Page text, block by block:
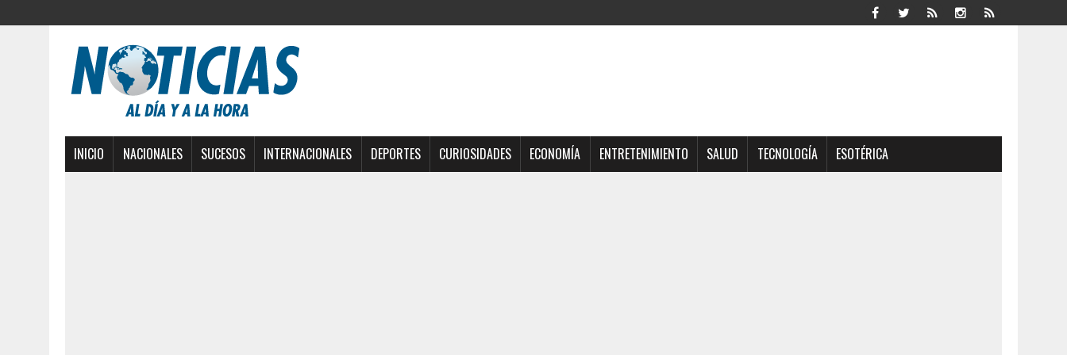
INICIO NACIONALES SUCESOS INTERNACIONALES DEPORTES CURIOSIDADES ECONOMÍA ENTRETENIMIENTO SALUD TECNOLOGÍA ESOTÉRICA